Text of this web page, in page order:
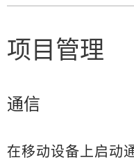
项目管理
通信
在移动设备上启动